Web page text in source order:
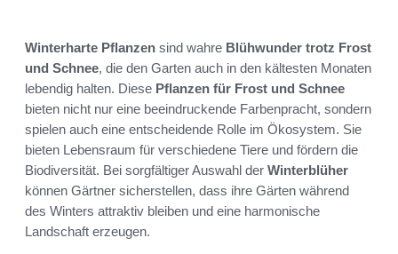
Winterharte Pflanzen sind wahre Blühwunder trotz Frost
und Schnee, die den Garten auch in den kältesten Monaten
lebendig halten. Diese Pflanzen für Frost und Schnee
bieten nicht nur eine beeindruckende Farbenpracht, sondern
spielen auch eine entscheidende Rolle im Ökosystem. Sie
bieten Lebensraum für verschiedene Tiere und fördern die
Biodiversität. Bei sorgfältiger Auswahl der Winterblüher
können Gärtner sicherstellen, dass ihre Gärten während
des Winters attraktiv bleiben und eine harmonische
Landschaft erzeugen.